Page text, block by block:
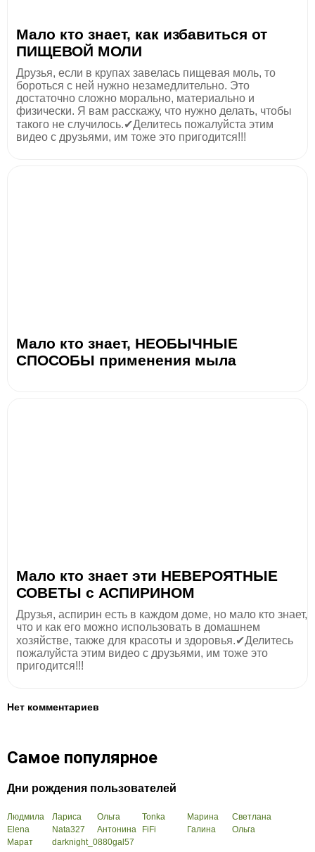
Мало кто знает, как избавиться от
ПИЩЕВОЙ МОЛИ
Друзья, если в крупах завелась пищевая моль, то
бороться с ней нужно незамедлительно. Это
достаточно сложно морально, материально и
физически. Я вам расскажу, что нужно делать, чтобы
такого не случилось.✔Делитесь пожалуйста этим
видео с друзьями, им тоже это пригодится!!!
Мало кто знает, НЕОБЫЧНЫЕ
СПОСОБЫ применения мыла
Мало кто знает эти НЕВЕРОЯТНЫЕ
СОВЕТЫ с АСПИРИНОМ
Друзья, аспирин есть в каждом доме, но мало кто знает,
что и как его можно использовать в домашнем
хозяйстве, также для красоты и здоровья.✔Делитесь
пожалуйста этим видео с друзьями, им тоже это
пригодится!!!
Нет комментариев
Самое популярное
Дни рождения пользователей
Людмила Лариса Ольга Tonka Марина
Светлана
Elena
Nata327 Антонина FiFi Галина
Ольга
Марат
darknight_0880gal57